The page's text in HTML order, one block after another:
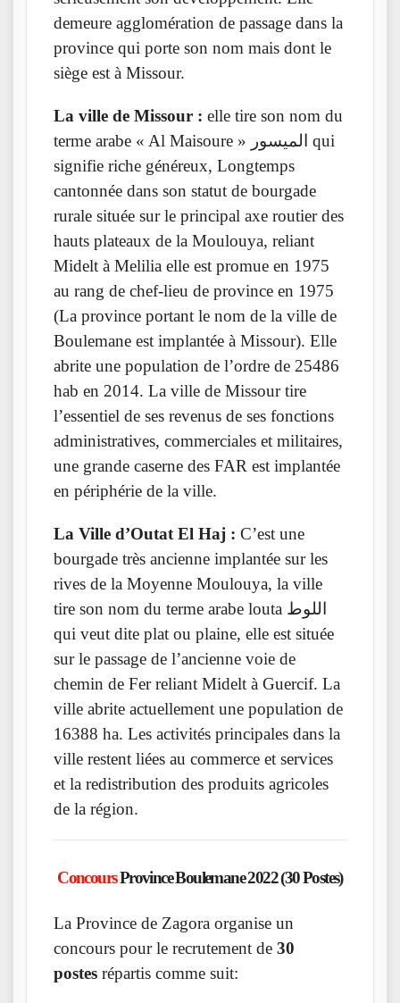
demeure agglomération de passage dans la
province qui porte son nom mais dont le
siège est à Missour.
La ville de Missour : elle tire son nom du
terme arabe « Al Maisoure » الميسور qui
signifie riche généreux, Longtemps
cantonnée dans son statut de bourgade
rurale située sur le principal axe routier des
hauts plateaux de la Moulouya, reliant
Midelt à Melilia elle est promue en 1975
au rang de chef-lieu de province en 1975
(La province portant le nom de la ville de
Boulemane est implantée à Missour). Elle
abrite une population de l’ordre de 25486
hab en 2014. La ville de Missour tire
l’essentiel de ses revenus de ses fonctions
administratives, commerciales et militaires,
une grande caserne des FAR est implantée
en périphérie de la ville.
La Ville d’Outat El Haj : C’est une
bourgade très ancienne implantée sur les
rives de la Moyenne Moulouya, la ville
tire son nom du terme arabe louta اللوط
qui veut dite plat ou plaine, elle est située
sur le passage de l’ancienne voie de
chemin de Fer reliant Midelt à Guercif. La
ville abrite actuellement une population de
16388 ha. Les activités principales dans la
ville restent liées au commerce et services
et la redistribution des produits agricoles
de la région.
ConcoursProvince Boulemane 2022 (30 Postes)
La Province de Zagora organise un
concours pour le recrutement de 30
postes répartis comme suit: